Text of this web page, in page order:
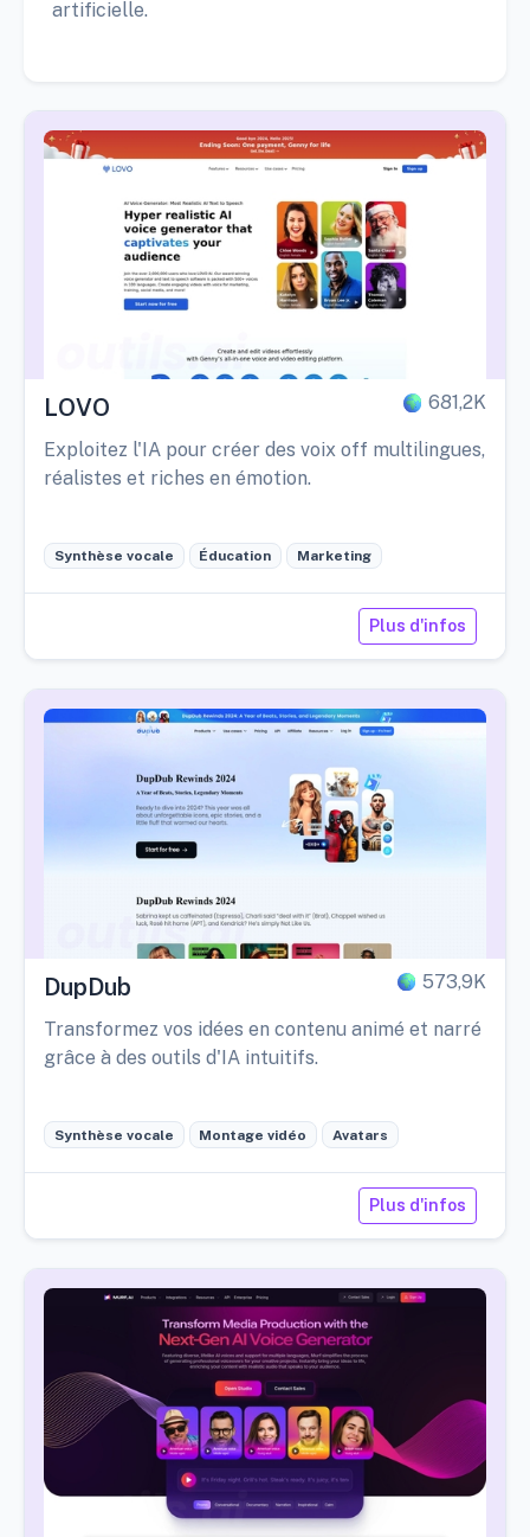
artificielle.
LOVO 681,2K
Exploitez l'IA pour créer des voix off multilingues,
réalistes et riches en émotion.
Synthèse vocale Éducation Marketing
Plus d'infos
DupDub 573,9K
Transformez vos idées en contenu animé et narré
grâce à des outils d'IA intuitifs.
Synthèse vocale Montage vidéo Avatars
Plus d'infos